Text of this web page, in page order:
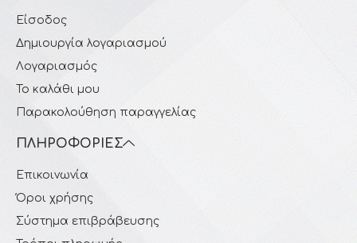
Είσοδος
Δημιουργία λογαριασμού
Λογαριασμός
Το καλάθι μου
Παρακολούθηση παραγγελίας
ΠΛΗΡΟΦΟΡΊΕΣ
Επικοινωνία
Όροι χρήσης
Σύστημα επιβράβευσης